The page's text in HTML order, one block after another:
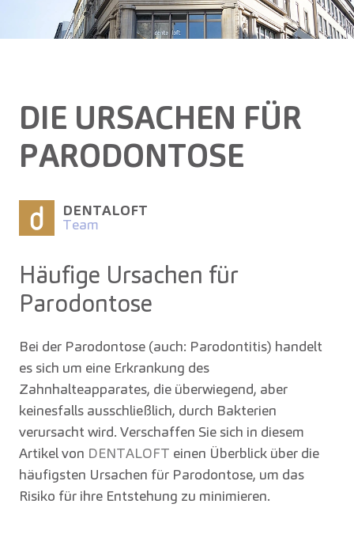
DIE URSACHEN FÜR
PARODONTOSE
DENTALOFT
Team
Häufige Ursachen für
Parodontose
Bei der Parodontose (auch: Parodontitis) handelt
es sich um eine Erkrankung des
Zahnhalteapparates, die überwiegend, aber
keinesfalls ausschließlich, durch Bakterien
verursacht wird. Verschaffen Sie sich in diesem
Artikel von DENTALOFT einen Überblick über die
häufigsten Ursachen für Parodontose, um das
Risiko für ihre Entstehung zu minimieren.